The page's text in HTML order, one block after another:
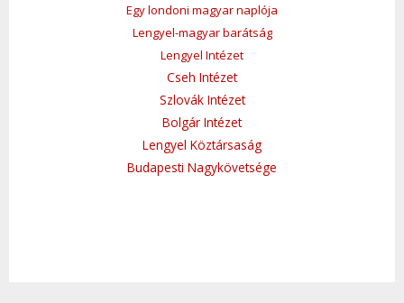
Egy londoni magyar naplója
Lengyel-magyar barátság
Lengyel Intézet
Cseh Intézet
Szlovák Intézet
Bolgár Intézet
Lengyel Köztársaság
Budapesti Nagykövetsége